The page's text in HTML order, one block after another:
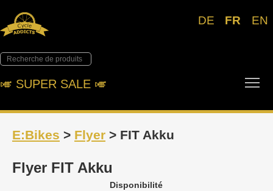
DE FR EN
🎺︎ SUPER SALE 🎺︎
E:Bikes > Flyer > FIT Akku
Flyer FIT Akku
Disponibilité